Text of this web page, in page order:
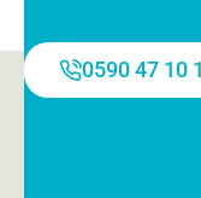
0590 47 10